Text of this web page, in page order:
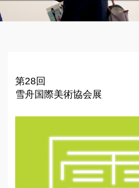
第28回
雪舟国際美術協会展